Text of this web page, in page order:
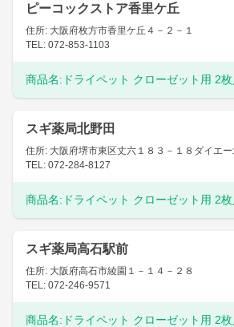
ピーコックストア香里ケ丘
住所: 大阪府枚方市香里ケ丘４－２－１
TEL: 072-853-1103
商品名: ドライペット クローゼット用 2枚
スギ薬局北野田
住所: 大阪府堺市東区丈六１８３－１８ダイエー
TEL: 072-284-8127
商品名: ドライペット クローゼット用 2枚
スギ薬局高石駅前
住所: 大阪府高石市綾園１－１４－２８
TEL: 072-246-9571
商品名: ドライペット クローゼット用 2枚